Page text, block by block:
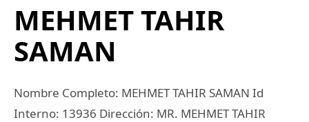
MEHMET TAHIR
SAMAN
Nombre Completo: MEHMET TAHIR SAMAN Id
Interno: 13936 Dirección: MR. MEHMET TAHIR